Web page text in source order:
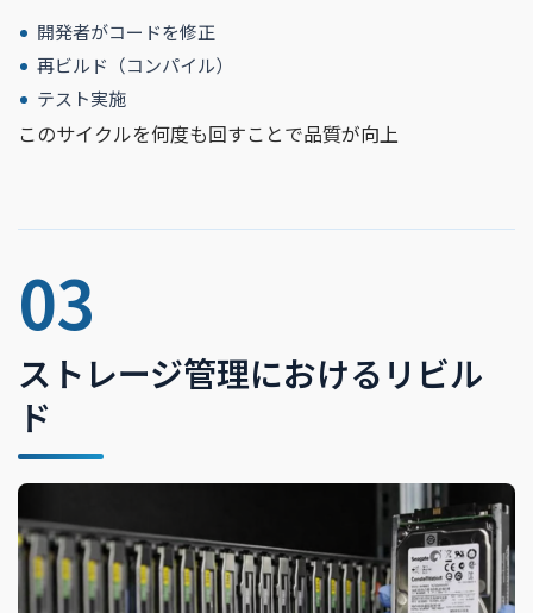
開発者がコードを修正
再ビルド（コンパイル）
テスト実施
このサイクルを何度も回すことで品質が向上
03
ストレージ管理におけるリビル
ド